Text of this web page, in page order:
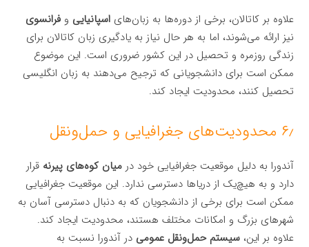
علاوه بر کاتالان، برخی از دوره‌ها به زبان‌هایاسپانیایی وفرانسوی
نیز ارائه می‌شوند، اما به هر حال نیاز به یادگیری زبان کاتالان برای
زندگی روزمره و تحصیل در این کشور ضروری است. این موضوع
ممکن است برای دانشجویانی که ترجیح می‌دهند به زبان انگلیسی
تحصیل کنند، محدودیت ایجاد کند.
۶٫ محدودیت‌های جغرافیایی و حمل‌ونقل
آندورا به دلیل موقعیت جغرافیایی خود درمیان کوه‌های پیرنه قرار
دارد و به هیچ‌یک از دریاها دسترسی ندارد. این موقعیت جغرافیایی
ممکن است برای برخی از دانشجویان که به دنبال دسترسی آسان به
شهرهای بزرگ و امکانات مختلف هستند، محدودیت ایجاد کند.
علاوه بر این،سیستم حمل‌ونقل عمومی در آندورا نسبت به